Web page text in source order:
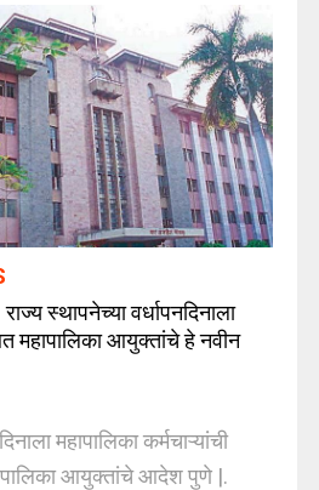
स्थापनेच्या वर्धापनदिनाला
महापालिका आयुक्तांचे हे नवीन
महापालिका कर्मचाऱ्यांची
आयुक्तांचे आदेश पुणे |.